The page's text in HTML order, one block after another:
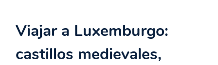
Viajar a Luxemburgo:
castillos medievales,